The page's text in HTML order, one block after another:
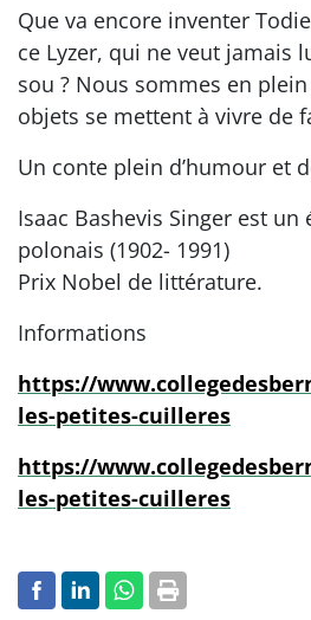
Que va encore inventer
ce Lyzer, qui ne veut jamais
sou ? Nous sommes en
objets se mettent à vivre de
Un conte plein d’humour et
Isaac Bashevis Singer est
polonais (1902- 1991)
Prix Nobel de littérature.
Informations
https://
les-petites-cuilleres
https://
les-petites-cuilleres